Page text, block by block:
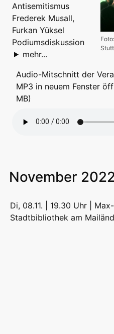
Antisemitismus
Frederek Musall,
Furkan Yüksel
Podiumsdiskussion
mehr...
Audio-Mitschnitt der
MP3 in neuem Fenster
MB)
November
Di, 08.11. | 19.30 Uhr | Max-
Stadtbibliothek am